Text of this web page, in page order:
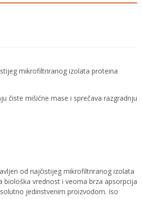
mikrofiltriranog izolata proteina
čiste mišićne mase i sprečava razgradnju
od najčistijeg mikrofiltriranog izolata
biološka vrednost i veoma brza apsorpcija
jedinstvenim proizvodom. Iso